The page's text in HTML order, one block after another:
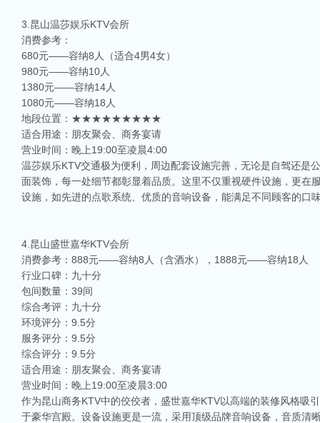
3.昆山温莎娱乐KTV会所
消费参考：
680元——容纳8人（适合4男4女）
980元——容纳10人
1380元——容纳14人
1080元——容纳18人
地段位置：★★★★★★★★★
适合用途：朋友聚会、商务宴请
营业时间：晚上19:00至凌晨4:00
温莎娱乐KTV交通极为便利，周边配套设施完善，无论是自驾还是
面装饰，每一处细节都彰显着品质。这里不仅重视硬件设施，更
设施，如先进的点歌系统、优质的音响设备，能满足不同顾客的口
4.昆山盛世嘉华KTV会所
消费参考：888元——容纳8人（含酒水），1888元——容纳18人
行业口碑：九十分
包间数量：39间
综合考评：九十分
环境评分：9.5分
服务评分：9.5分
综合评分：9.5分
适合用途：朋友聚会、商务宴请
营业时间：晚上19:00至凌晨3:00
作为昆山商务KTV中的佼佼者，盛世嘉华KTV以高端的装修风格吸
于豪华宫殿。设备设施更是一流，采用顶级品牌音响设备，音质